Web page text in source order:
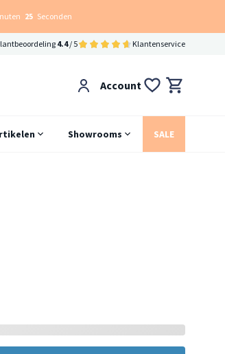
24 Seconden
4.4/ 5 Klantenservice
Account
Showrooms SALE